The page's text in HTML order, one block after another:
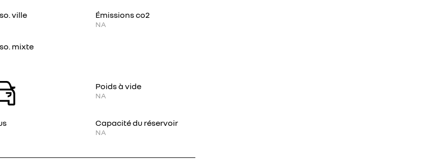
ville Émissions co2
NA
mixte
Poids à vide
NA
Capacité du réservoir
NA